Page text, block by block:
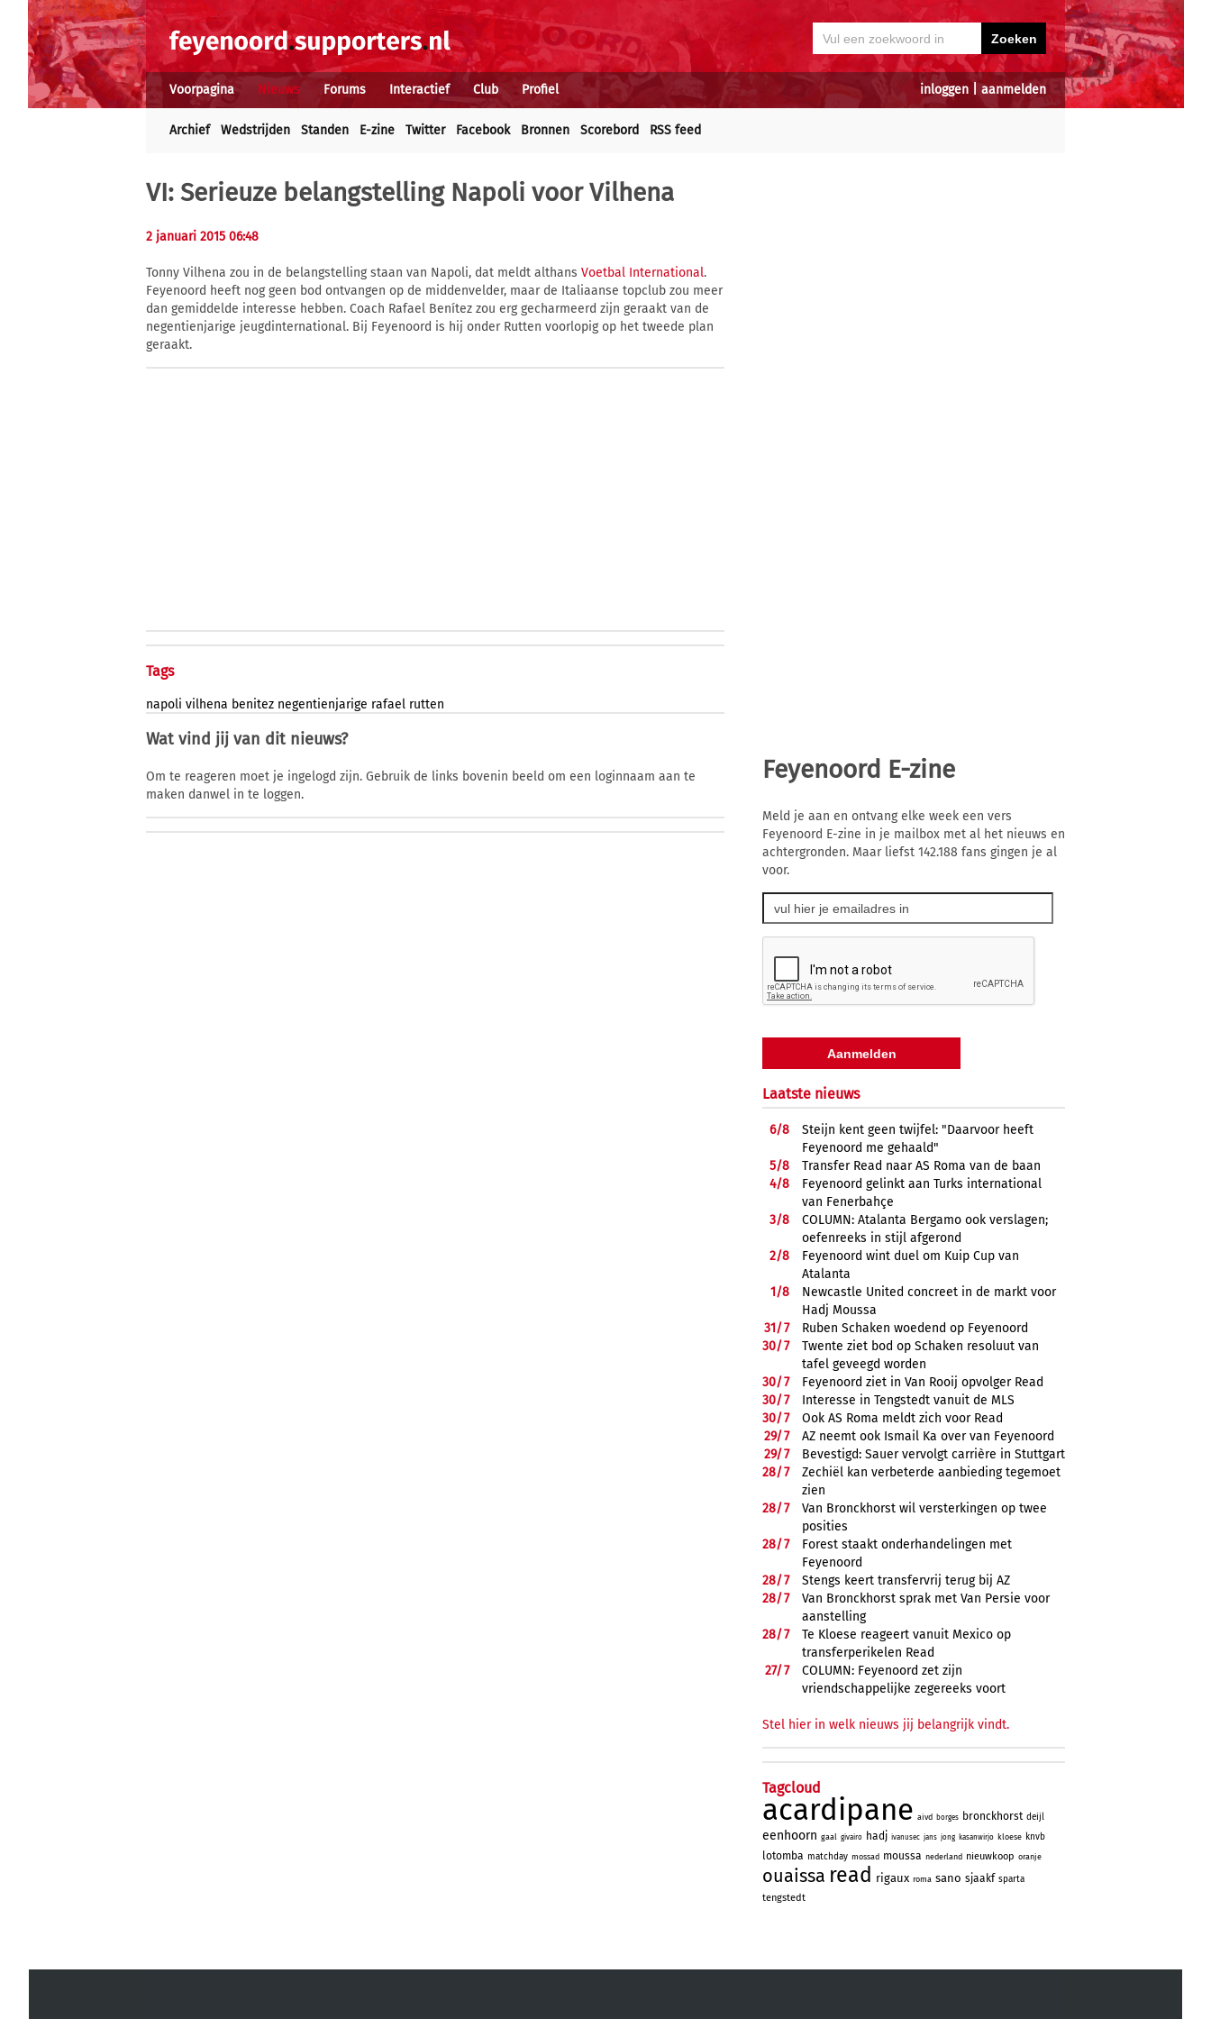
inloggen aanmelden
Voorpagina Nieuws Forums Interactief Club Profiel
Archief Wedstrijden Standen E-zine Twitter Facebook Bronnen Scorebord RSS feed
VI: Serieuze belangstelling Napoli voor Vilhena
2 januari 2015 06:48
Tonny Vilhena zou in de belangstelling staan van Napoli, dat meldt althans Voetbal International.
Feyenoord heeft nog geen bod ontvangen op de middenvelder, maar de Italiaanse topclub zou meer
dan gemiddelde interesse hebben. Coach Rafael Benítez zou erg gecharmeerd zijn geraakt van de
negentienjarige jeugdinternational. Bij Feyenoord is hij onder Rutten voorlopig op het tweede plan
geraakt.
Tags
napoli vilhena benitez negentienjarige rafael rutten
Wat vind jij van dit nieuws?
Om te reageren moet je ingelogd zijn. Gebruik de links bovenin beeld om een loginnaam aan te
maken danwel in te loggen.
Feyenoord E-zine
Meld je aan en ontvang elke week een vers
Feyenoord E-zine in je mailbox met al het nieuws en
achtergronden. Maar liefst 142.188 fans gingen je al
voor.
Laatste nieuws
6/8
Steijn kent geen twijfel: "Daarvoor heeft
Feyenoord me gehaald"
5/8
Transfer Read naar AS Roma van de baan
4/8
Feyenoord gelinkt aan Turks international
van Fenerbahçe
3/8
COLUMN: Atalanta Bergamo ook verslagen;
oefenreeks in stijl afgerond
2/8
Feyenoord wint duel om Kuip Cup van
Atalanta
1/8
Newcastle United concreet in de markt voor
Hadj Moussa
31/7
Ruben Schaken woedend op Feyenoord
30/7
Twente ziet bod op Schaken resoluut van
tafel geveegd worden
30/7
Feyenoord ziet in Van Rooij opvolger Read
30/7
Interesse in Tengstedt vanuit de MLS
30/7
Ook AS Roma meldt zich voor Read
29/7
AZ neemt ook Ismail Ka over van Feyenoord
29/7
Bevestigd: Sauer vervolgt carrière in Stuttgart
28/7
Zechiël kan verbeterde aanbieding tegemoet
zien
28/7
Van Bronckhorst wil versterkingen op twee
posities
28/7
Forest staakt onderhandelingen met
Feyenoord
28/7
Stengs keert transfervrij terug bij AZ
28/7
Van Bronckhorst sprak met Van Persie voor
aanstelling
28/7
Te Kloese reageert vanuit Mexico op
transferperikelen Read
27/7
COLUMN: Feyenoord zet zijn
vriendschappelijke zegereeks voort
Stel hier in welk nieuws jij belangrijk vindt.
Tagcloud
acardipane aivd borges bronckhorst deijl
eenhoorn gaal givairo hadj ivanusec jans jong kasanwirjo kloese knvb
lotomba matchday mossad moussa nederland nieuwkoop oranje
ouaissa read rigaux roma sano sjaakf sparta
tengstedt